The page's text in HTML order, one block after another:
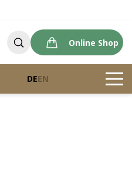
Online Shop
DEEN